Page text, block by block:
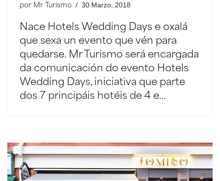
por Mr Turismo 30 Marzo, 2018
Nace Hotels Wedding Days e oxalá
que sexa un evento que vén para
quedarse. Mr Turismo será encargada
da comunicación do evento Hotels
Wedding Days, iniciativa que parte
dos 7 principáis hotéis de 4 e…